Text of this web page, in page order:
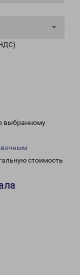
выбранному
стоимость